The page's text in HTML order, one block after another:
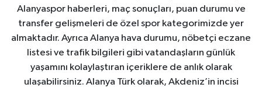
Alanyaspor haberleri, maç sonuçları, puan durumu ve
transfer gelişmeleri de özel spor kategorimizde yer
almaktadır. Ayrıca Alanya hava durumu, nöbetçi eczane
listesi ve trafik bilgileri gibi vatandaşların günlük
yaşamını kolaylaştıran içeriklere de anlık olarak
ulaşabilirsiniz. Alanya Türk olarak, Akdeniz’in incisi